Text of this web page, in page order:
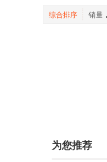
综合排序 销量
为您推荐